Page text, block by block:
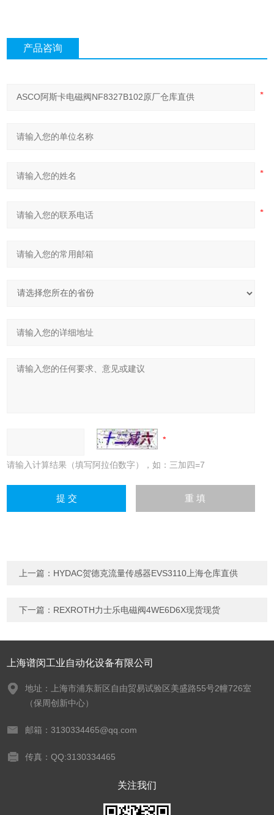
产品咨询
请输入计算结果（填写阿拉伯数字），如：三加四=7
上一篇： HYDAC贺德克流量传感器EVS3110上海仓库直供
下一篇： REXROTH力士乐电磁阀4WE6D6X现货现货
上海谱闵工业自动化设备有限公司
地址：上海市浦东新区自由贸易试验区美盛路55号2幢726室
（保周创新中心）
邮箱：3130334465@qq.com
传真：QQ:3130334465
关注我们